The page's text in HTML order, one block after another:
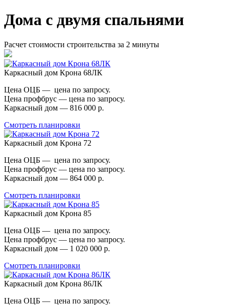
Дома с двумя спальнями
Расчет стоимости строительства за 2 минуты
Каркасный дом Крона 68ЛК
Цена ОЦБ — цена по запросу.
Цена профбрус — цена по запросу.
Каркасный дом — 816 000 р.
Смотреть планировки
Каркасный дом Крона 72
Цена ОЦБ — цена по запросу.
Цена профбрус — цена по запросу.
Каркасный дом — 864 000 р.
Смотреть планировки
Каркасный дом Крона 85
Цена ОЦБ — цена по запросу.
Цена профбрус — цена по запросу.
Каркасный дом — 1 020 000 р.
Смотреть планировки
Каркасный дом Крона 86ЛК
Цена ОЦБ — цена по запросу.